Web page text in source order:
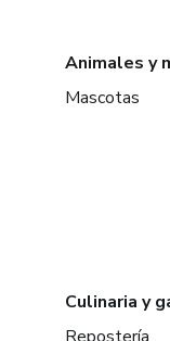
Animales y
Mascotas
Culinaria y